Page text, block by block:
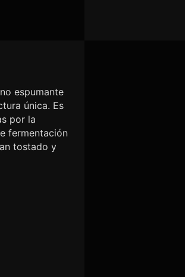
espumante
única. Es
por la
fermentación
tostado y